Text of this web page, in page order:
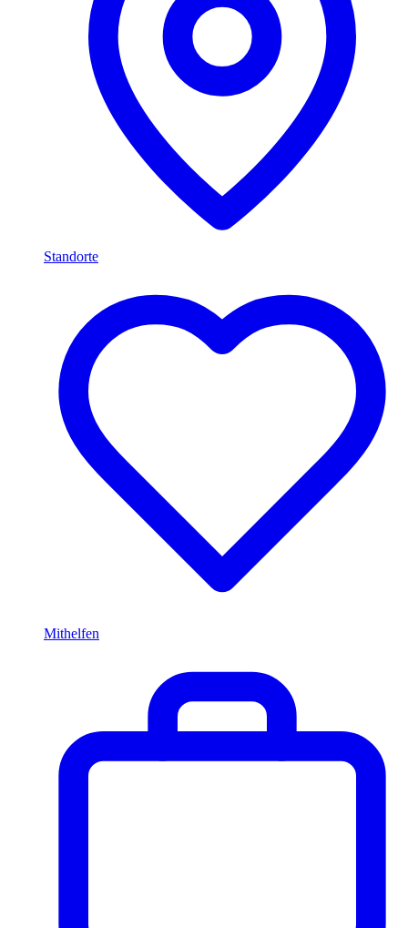
Standorte
Mithelfen